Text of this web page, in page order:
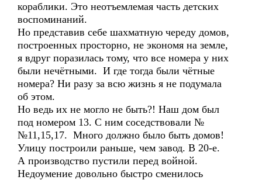
кораблики. Это неотъемлемая часть детских
воспоминаний.
Но представив себе шахматную череду домов,
построенных просторно, не экономя на земле,
я вдруг поразилась тому, что все номера у них
были нечётными. И где тогда были чётные
номера? Ни разу за всю жизнь я не подумала
об этом.
Но ведь их не могло не быть?! Наш дом был
под номером 13. С ним соседствовали №
№11,15,17. Много должно было быть домов!
Улицу построили раньше, чем завод. В 20-е.
А производство пустили перед войной.
Недоумение довольно быстро сменилось